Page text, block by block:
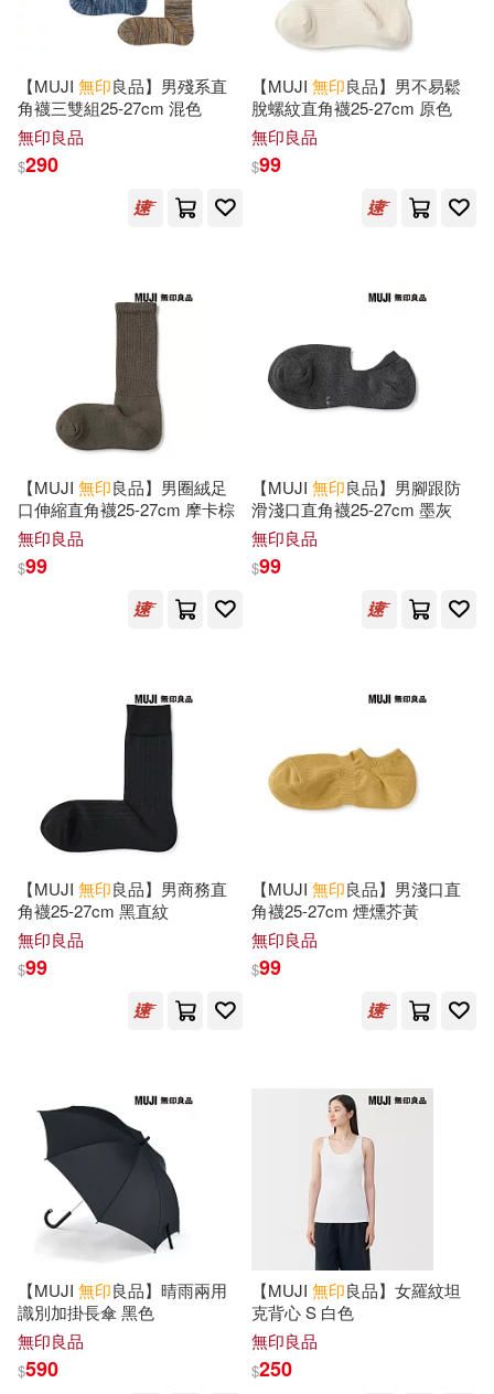
【MUJI 無印良品】男殘系直
角襪三雙組25-27cm 混色
無印良品
$290
【MUJI 無印良品】男不易鬆
脫螺紋直角襪25-27cm 原色
無印良品
$99
【MUJI 無印良品】男圈絨足
口伸縮直角襪25-27cm 摩卡棕
無印良品
$99
【MUJI 無印良品】男腳跟防
滑淺口直角襪25-27cm 墨灰
無印良品
$99
【MUJI 無印良品】男商務直
角襪25-27cm 黑直紋
無印良品
$99
【MUJI 無印良品】男淺口直
角襪25-27cm 煙燻芥黃
無印良品
$99
【MUJI 無印良品】晴雨兩用
識別加掛長傘 黑色
無印良品
$590
【MUJI 無印良品】女羅紋坦
克背心 S 白色
無印良品
$250